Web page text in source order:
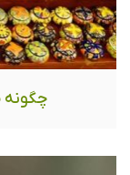
چگونه